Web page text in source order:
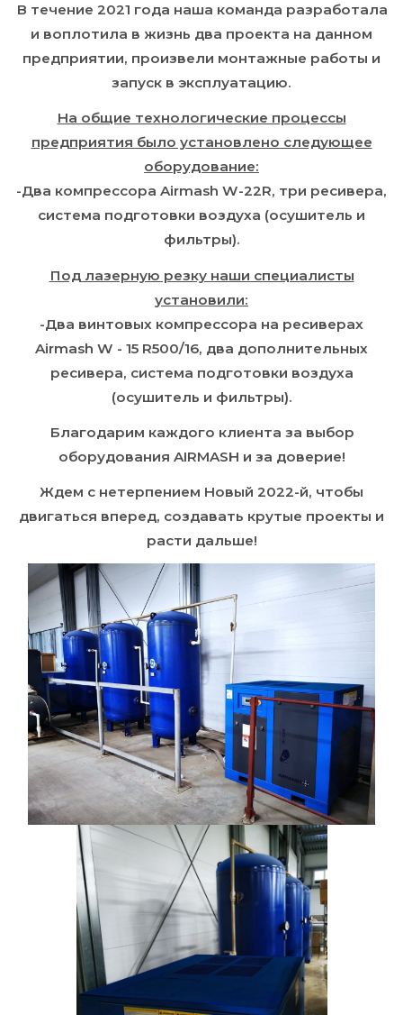
В течение 2021 года наша команда разработала
и воплотила в жизнь два проекта на данном
предприятии, произвели монтажные работы и
запуск в эксплуатацию.
На общие технологические процессы
предприятия было установлено следующее
оборудование:
-Два компрессора Airmash W-22R, три ресивера,
система подготовки воздуха (осушитель и
фильтры).
Под лазерную резку наши специалисты
установили:
-Два винтовых компрессора на ресиверах
Airmash W - 15 R500/16, два дополнительных
ресивера, система подготовки воздуха
(осушитель и фильтры).
Благодарим каждого клиента за выбор
оборудования AIRMASH и за доверие!
Ждем с нетерпением Новый 2022-й, чтобы
двигаться вперед, создавать крутые проекты и
расти дальше!